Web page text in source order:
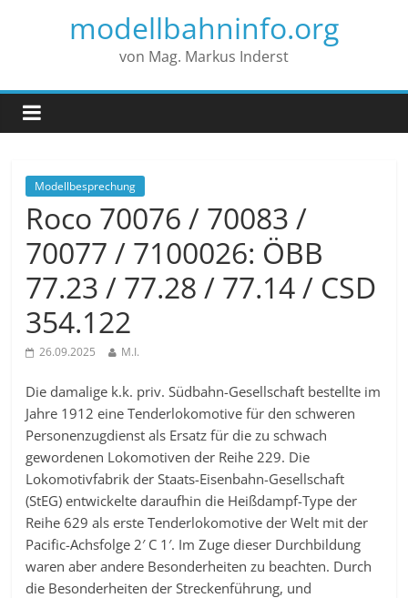
modellbahninfo.org
von Mag. Markus Inderst
Modellbesprechung
Roco 70076 / 70083 /
70077 / 7100026: ÖBB
77.23 / 77.28 / 77.14 / CSD
354.122
26.09.2025 M.I.
Die damalige k.k. priv. Südbahn-Gesellschaft bestellte im
Jahre 1912 eine Tenderlokomotive für den schweren
Personenzugdienst als Ersatz für die zu schwach
gewordenen Lokomotiven der Reihe 229. Die
Lokomotivfabrik der Staats-Eisenbahn-Gesellschaft
(StEG) entwickelte daraufhin die Heißdampf-Type der
Reihe 629 als erste Tenderlokomotive der Welt mit der
Pacific-Achsfolge 2′ C 1′. Im Zuge dieser Durchbildung
waren aber andere Besonderheiten zu beachten. Durch
die Besonderheiten der Streckenführung, und